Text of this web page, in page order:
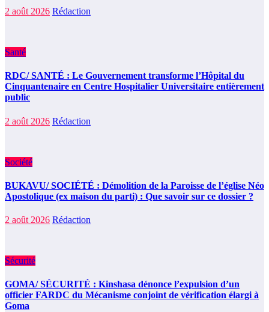
2 août 2026 Rédaction
Santé
RDC/ SANTÉ : Le Gouvernement transforme l’Hôpital du
Cinquantenaire en Centre Hospitalier Universitaire entièrement
public
2 août 2026 Rédaction
Société
BUKAVU/ SOCIÉTÉ : Démolition de la Paroisse de l’église Néo
Apostolique (ex maison du parti) : Que savoir sur ce dossier ?
2 août 2026 Rédaction
Sécurité
GOMA/ SÉCURITÉ : Kinshasa dénonce l’expulsion d’un
officier FARDC du Mécanisme conjoint de vérification élargi à
Goma